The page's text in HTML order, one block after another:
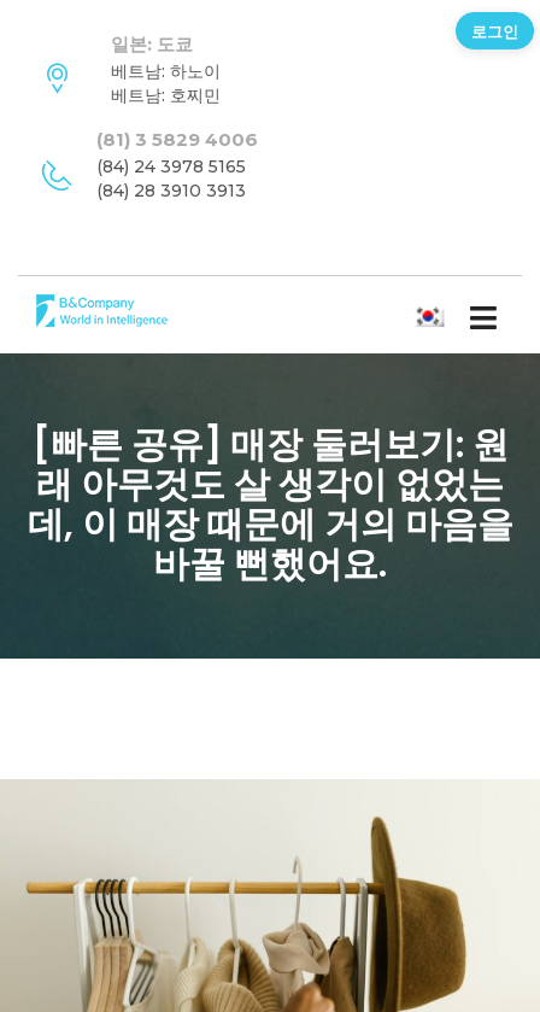
일본: 도쿄
베트남: 하노이
베트남: 호찌민
(81) 3 5829 4006
(84) 24 3978 5165
(84) 28 3910 3913
한국어
[빠른 공유] 매장 둘러보기: 원
래 아무것도 살 생각이 없었는
데, 이 매장 때문에 거의 마음을
바꿀 뻔했어요.
로그인